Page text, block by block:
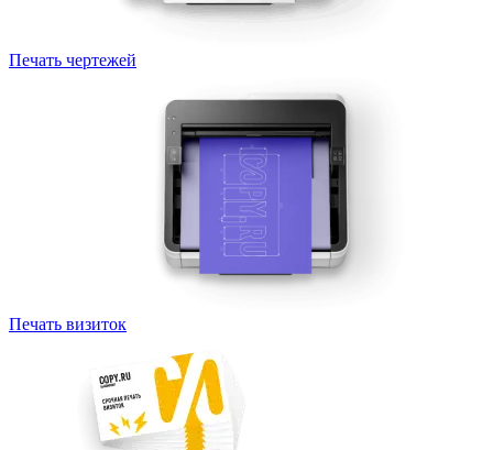
Печать чертежей
Печать визиток